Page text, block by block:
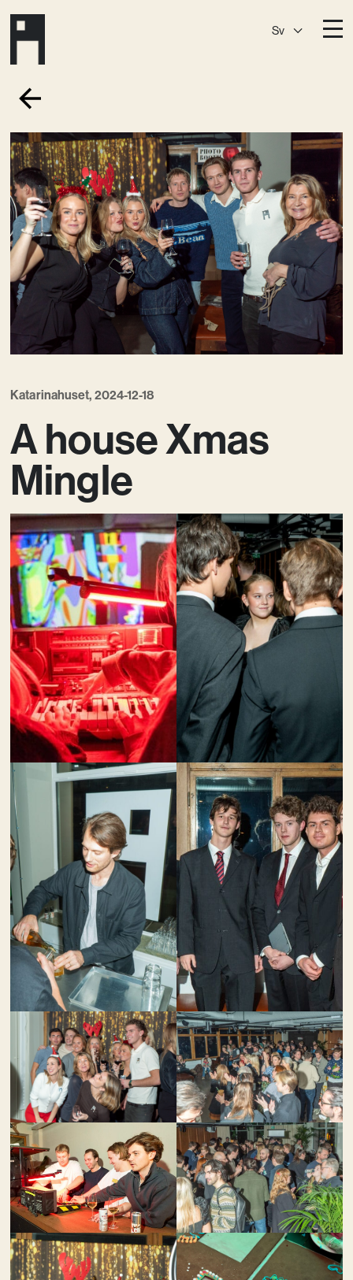
Sv
A House
A HouseSlaktis
A HouseSlussen
A HouseSickla
A HouseHagastaden
Medlemskap
Event­lokaler
Community
Vision
Kontakt
Katarinahuset, 2024-12-18
A house Xmas
Mingle